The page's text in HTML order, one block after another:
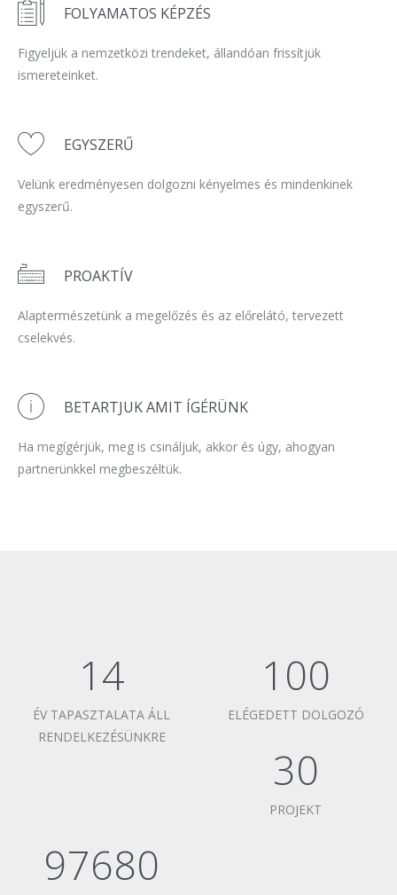
FOLYAMATOS KÉPZÉS
Figyeljük a nemzetközi trendeket, állandóan frissítjük
ismereteinket.
EGYSZERŰ
Velünk eredményesen dolgozni kényelmes és mindenkinek
egyszerű.
PROAKTÍV
Alaptermészetünk a megelőzés és az előrelátó, tervezett
cselekvés.
BETARTJUK AMIT ÍGÉRÜNK
Ha megígérjük, meg is csináljuk, akkor és úgy, ahogyan
partnerünkkel megbeszéltük.
14
ÉV TAPASZTALATA ÁLL
RENDELKEZÉSÜNKRE
100
ELÉGEDETT DOLGOZÓ
30
PROJEKT
97680